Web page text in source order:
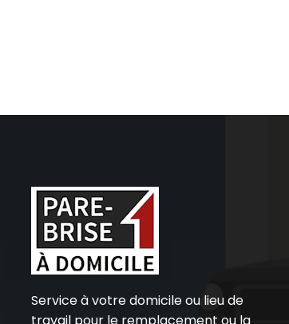
Service à votre domicile ou lieu de